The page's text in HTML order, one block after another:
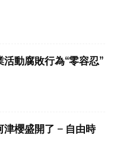
動腐敗行為“零容忍”
櫻盛開了 – 自由時